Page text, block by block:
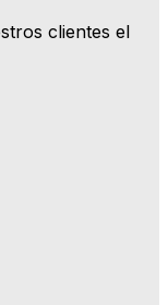
clientes el